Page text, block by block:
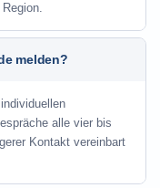
melden?
alle vier bis
Kontakt vereinbart